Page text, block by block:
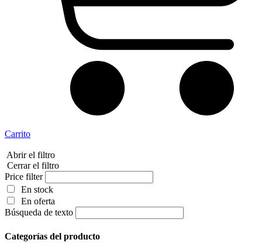
Carrito
Abrir el filtro
Cerrar el filtro
Price filter
En stock
En oferta
Búsqueda de texto
Categorías del producto